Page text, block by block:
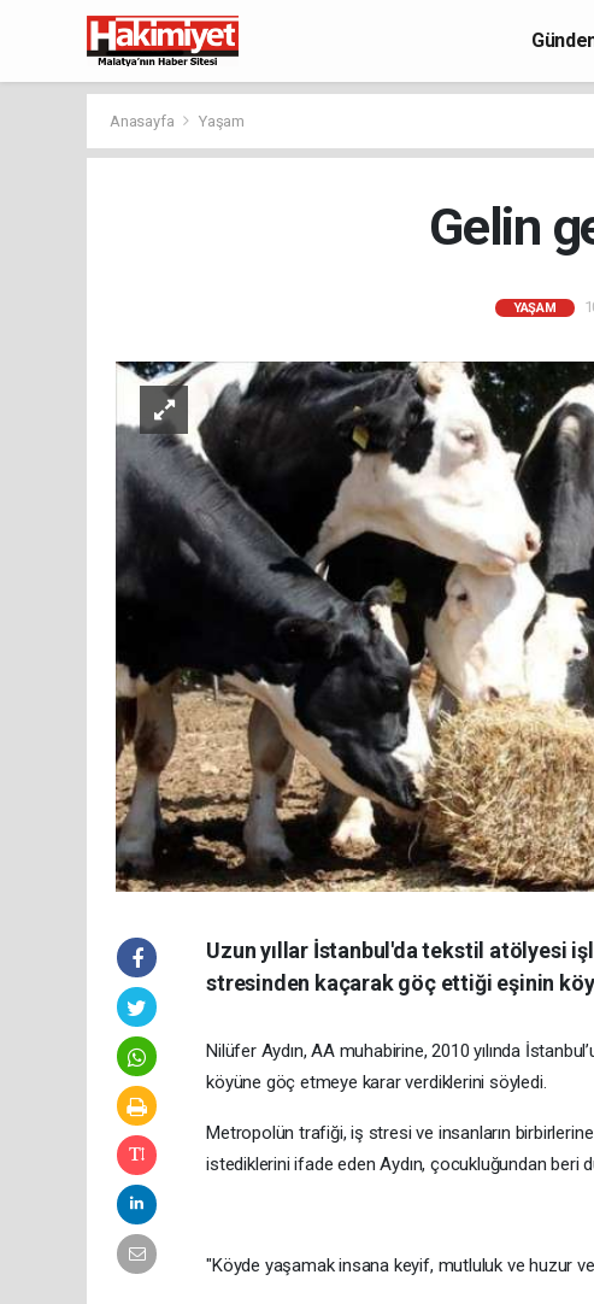
Anasayfa Yaşam
Gelin
YAŞAM
Uzun yıllar İstanbul'da tekstil atölyesi
stresinden kaçarak göç ettiği eşinin
Nilüfer Aydın, AA muhabirine, 2010 yılında
köyüne göç etmeye karar verdiklerini söyledi.
Metropolün trafiği, iş stresi ve insanların
istediklerini ifade eden Aydın, çocukluğundan beri
"Köyde yaşamak insana keyif, mutluluk ve huzur